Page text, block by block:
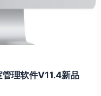
理软件V11.4新品